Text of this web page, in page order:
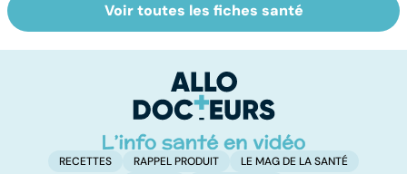
HPV : tout savoir
sur les
La tuberculose
pulmonaire
Voir toutes les fiches santé
RECETTES RAPPEL PRODUIT
LE MAG DE LA SANTÉ